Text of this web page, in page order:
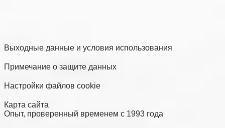
Выходные данные и условия использования
Примечание о защите данных
Настройки файлов cookie
Карта сайта
Опыт, проверенный временем с 1993 года